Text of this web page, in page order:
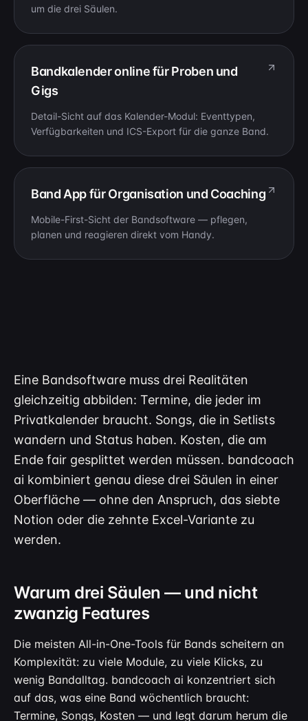
um die drei Säulen.
Bandkalender online für Proben und
Gigs
Detail-Sicht auf das Kalender-Modul: Eventtypen,
Verfügbarkeiten und ICS-Export für die ganze Band.
Band App für Organisation und Coaching
Mobile-First-Sicht der Bandsoftware — pflegen,
planen und reagieren direkt vom Handy.
Eine Bandsoftware muss drei Realitäten
gleichzeitig abbilden: Termine, die jeder im
Privatkalender braucht. Songs, die in Setlists
wandern und Status haben. Kosten, die am
Ende fair gesplittet werden müssen. bandcoach
ai kombiniert genau diese drei Säulen in einer
Oberfläche — ohne den Anspruch, das siebte
Notion oder die zehnte Excel-Variante zu
werden.
Warum drei Säulen — und nicht
zwanzig Features
Die meisten All-in-One-Tools für Bands scheitern an
Komplexität: zu viele Module, zu viele Klicks, zu
wenig Bandalltag. bandcoach ai konzentriert sich
auf das, was eine Band wöchentlich braucht:
Termine, Songs, Kosten — und legt darum herum die